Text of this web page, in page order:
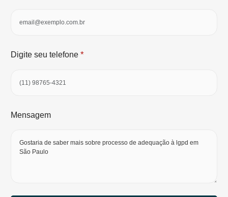
Digite seu telefone *
Mensagem